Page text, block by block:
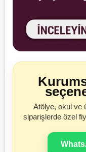
Atölye, okul ve
siparişlerde özel